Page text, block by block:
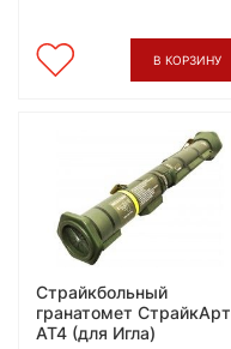
В КОРЗИНУ
Страйкбольный
гранатомет СтрайкАрт
AT4 (для Игла)